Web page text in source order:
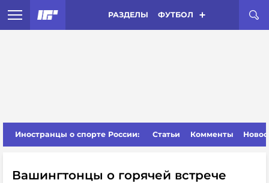
РАЗДЕЛЫ ФУТБОЛ
Иностранцы о спорте России: Статьи Комменты
Вашингтонцы о горячей встрече